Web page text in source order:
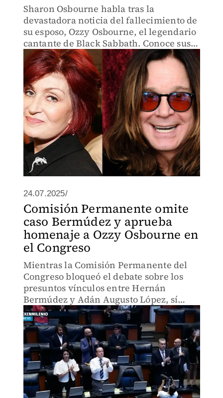
Sharon Osbourne habla tras la
devastadora noticia del fallecimiento de
su esposo, Ozzy Osbourne, el legendario
cantante de Black Sabbath. Conoce sus
emotivas primeras declaraciones sobre
la pérdida del Príncipe de las Tinieblas.
24.07.2025/
Comisión Permanente omite
caso Bermúdez y aprueba
homenaje a Ozzy Osbourne en
el Congreso
Mientras la Comisión Permanente del
Congreso bloqueó el debate sobre los
presuntos vínculos entre Hernán
Bermúdez y Adán Augusto López, sí
permitió rendir homenaje al músico
Ozzy Osbourne por iniciativa del
legislador Sergio Gutiérrez Luna.